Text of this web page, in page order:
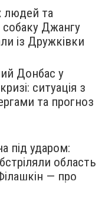
людей та
собаку Джангу
із Дружківки
Донбас у
ситуація з
та прогноз
під ударом:
область
— про